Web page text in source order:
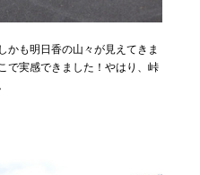
かも明日香の山々が見えてきま
で実感できました！やはり、峠